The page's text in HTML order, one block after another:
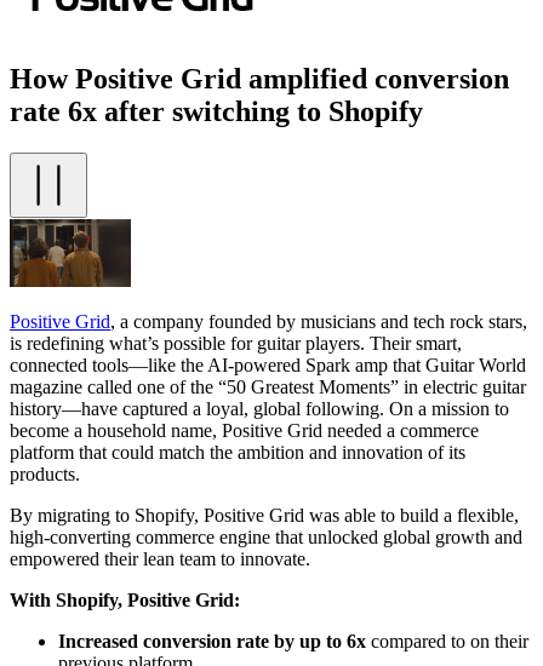
How Positive Grid amplified conversion
rate 6x after switching to Shopify
Positive Grid, a company founded by musicians and tech rock stars,
is redefining what’s possible for guitar players. Their smart,
connected tools—like the AI-powered Spark amp that Guitar World
magazine called one of the “50 Greatest Moments” in electric guitar
history—have captured a loyal, global following. On a mission to
become a household name, Positive Grid needed a commerce
platform that could match the ambition and innovation of its
products.
By migrating to Shopify, Positive Grid was able to build a flexible,
high-converting commerce engine that unlocked global growth and
empowered their lean team to innovate.
With Shopify, Positive Grid:
Increased conversion rate by up to 6x compared to on their